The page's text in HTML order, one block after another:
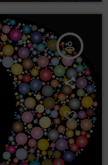
person_outline